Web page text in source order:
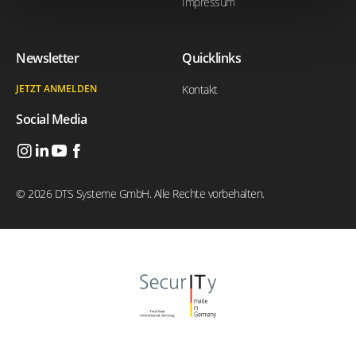
Newsletter
JETZT ANMELDEN
Social Media
Quicklinks
Kontakt
© 2026 DTS Systeme GmbH. Alle Rechte vorbehalten.